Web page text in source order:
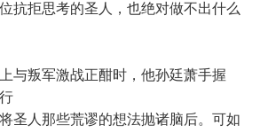
抗拒思考的圣人，也绝对做不出什么
叛军激战正酣时，他孙廷萧手握
圣人那些荒谬的想法抛诸脑后。可如